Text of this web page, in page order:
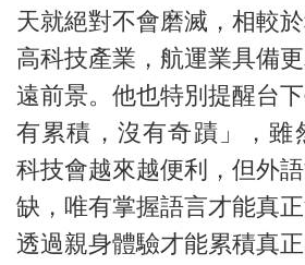
天就絕對不會磨滅，相較
高科技產業，航運業具備
遠前景。他也特別提醒台
有累積，沒有奇蹟」，雖
科技會越來越便利，但外
缺，唯有掌握語言才能真
透過親身體驗才能累積真